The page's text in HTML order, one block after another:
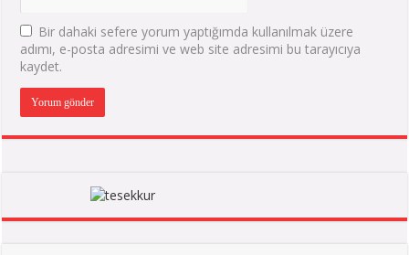
Bir dahaki sefere yorum yaptığımda kullanılmak üzere
adımı, e-posta adresimi ve web site adresimi bu tarayıcıya
kaydet.